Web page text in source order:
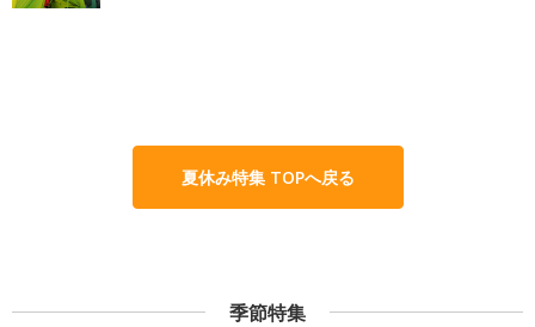
夏休み特集 TOPへ戻る
季節特集